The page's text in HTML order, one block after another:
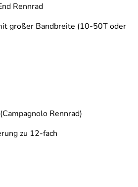
Rennrad
großer Bandbreite (10-50T oder
Rennrad)
zu 12-fach